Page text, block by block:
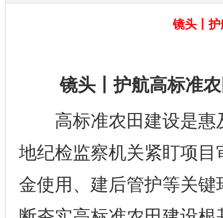
镜头丨
镜头丨护航高标准农
高标准农田建设是惠
地纪检监察机关紧盯项
金使用、建后管护等关